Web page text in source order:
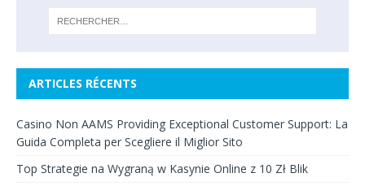
ARTICLES RÉCENTS
Casino Non AAMS Providing Exceptional Customer Support: La
Guida Completa per Scegliere il Miglior Sito
Top Strategie na Wygraną w Kasynie Online z 10 Zł Blik